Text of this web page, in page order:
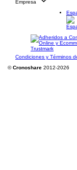
Empresa
Condiciones y Términos
©Cronoshare 2012-2026